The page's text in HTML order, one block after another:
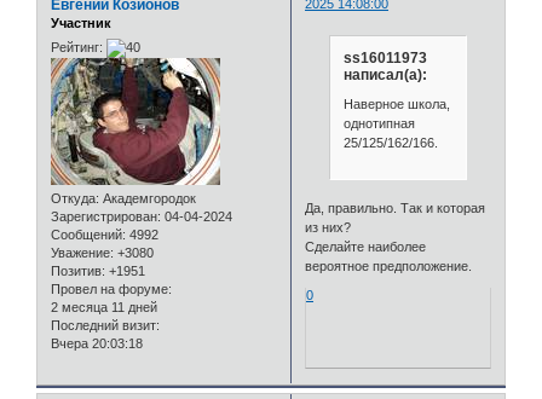
2025 14:08:00
Евгений Козионов
Участник
Рейтинг:
Откуда: Академгородок
Зарегистрирован: 04-04-2024
Сообщений: 4992
Уважение: +3080
Позитив: +1951
Провел на форуме:
2 месяца 11 дней
Последний визит:
Вчера 20:03:18
ss16011973
написал(а):
Наверное школа,
однотипная
25/125/162/166.
Да, правильно. Так и которая
из них?
Сделайте наиболее
вероятное предположение.
0